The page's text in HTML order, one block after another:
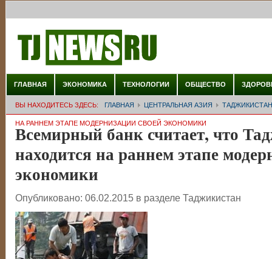
ГЛАВНАЯ ЭКОНОМИКА ТЕХНОЛОГИИ ОБЩЕСТВО
ВЫ НАХОДИТЕСЬ ЗДЕСЬ: ГЛАВНАЯ ЦЕНТРАЛЬНАЯ АЗИЯ ТАДЖИКИСТАН
НА РАННЕМ ЭТАПЕ МОДЕРНИЗАЦИИ СВОЕЙ ЭКОНОМИКИ
Всемирный банк считает, что
находится на раннем этапе
экономики
Опубликовано: 06.02.2015 в разделе Таджикистан